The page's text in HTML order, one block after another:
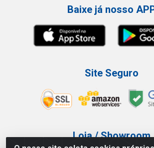
Baixe já nosso
Site Seguro
Loja / Showroom